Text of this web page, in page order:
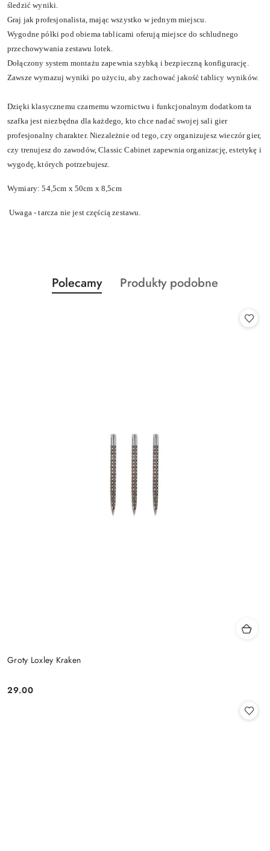
śledzić wyniki.
Graj jak profesjonalista, mając wszystko w jednym miejscu.
Wygodne półki pod obiema tablicami oferują miejsce do schludnego
przechowywania zestawu lotek.
Dołączony system montażu zapewnia szybką i bezpieczną konfigurację.
Zawsze wymazuj wyniki po użyciu, aby zachować jakość tablicy wyników.
Dzięki klasycznemu czarnemu wzornictwu i funkcjonalnym dodatkom ta
szafka jest niezbędna dla każdego, kto chce nadać swojej sali gier
profesjonalny charakter.Niezależnie od tego, czy organizujesz wieczór gier,
czy trenujesz do zawodów, Classic Cabinet zapewnia organizację, estetykę i
wygodę, których potrzebujesz.
Wymiary: 54,5cm x 50cm x 8,5cm
Uwaga - tarcza nie jest częścią zestawu.
Pomiń karuzelę produktów
Produkty
o
Polecamy
Produkty
Produkty podobne
Groty Loxley Kraken
Cena:
29.00